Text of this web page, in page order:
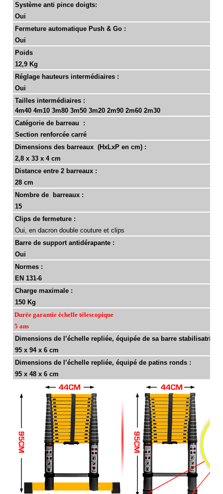
Système anti pince doigts:
Oui
Fermeture automatique Push & Go :
Oui
Poids
12,9 Kg
Réglage hauteurs intermédiaires :
Oui
Tailles intermédiaires :
4m40 4m10 3m80 3m50 3m20 2m90 2m60 2m30
Catégorie de barreau :
Section renforcée carré
Dimensions des barreaux (HxLxP en cm) :
2,8 x 33 x 4 cm
Distance entre 2 barreaux :
28 cm
Nombre de barreaux :
15
Clips de fermeture :
Oui, en dacron double couture et clips
Barre de support antidérapante :
Oui
Normes :
EN 131-6
Charge maximale :
150 Kg
Durée garantie échelle télescopique
5 ans
Dimensions de l’échelle repliée, équipée de sa barre stabilisatrice :
95 x 94 x 6 cm
Dimensions de l’échelle repliée, équipé de patins ronds :
95 x 48 x 6 cm